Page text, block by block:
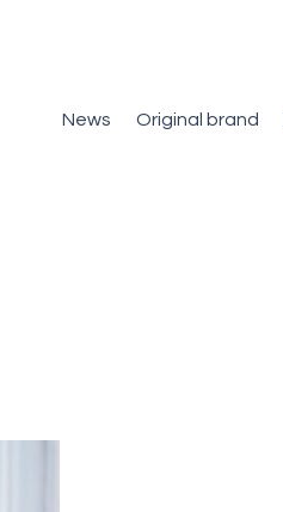
News Original brand